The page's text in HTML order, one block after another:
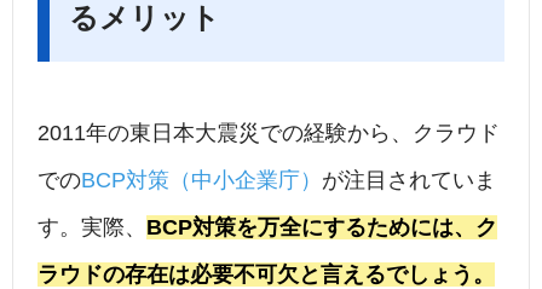
るメリット
2011年の東日本大震災での経験から、クラウド
でのBCP対策（中小企業庁） が注目されていま
す。実際、 BCP対策を万全にするためには、ク
ラウドの存在は必要不可欠と言えるでしょう。